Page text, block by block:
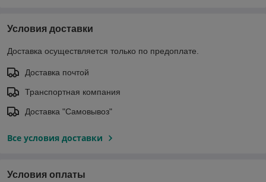
Условия доставки
Доставка осуществляется только по предоплате.
Доставка почтой
Транспортная компания
Доставка "Самовывоз"
Все условия доставки
Условия оплаты